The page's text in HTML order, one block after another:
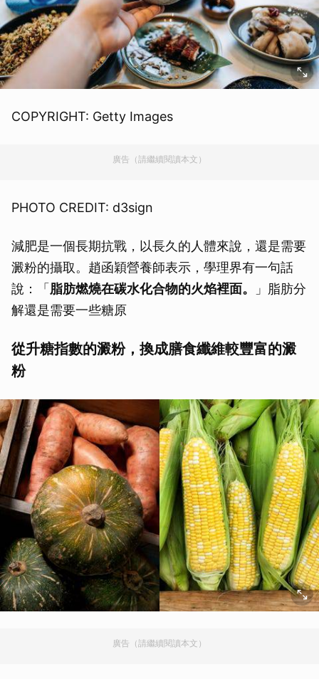
COPYRIGHT: Getty Images
廣告（請繼續閱讀本文）
PHOTO CREDIT: d3sign
減肥是一個長期抗戰，以長久的人體來說，還是需要
澱粉的攝取。趙函穎營養師表示，學理界有一句話
說：「脂肪燃燒在碳水化合物的火焰裡面。
」脂肪分
解還是需要一些糖原
從升糖指數的澱粉，換成膳食纖維較豐富的澱
粉
廣告（請繼續閱讀本文）